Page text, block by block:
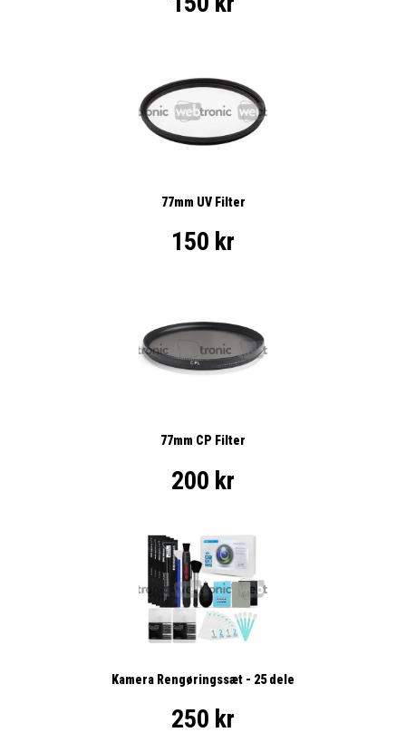
77mm UV Filter
150 kr
77mm CP Filter
200 kr
Kamera Rengøringssæt - 25 dele
250 kr